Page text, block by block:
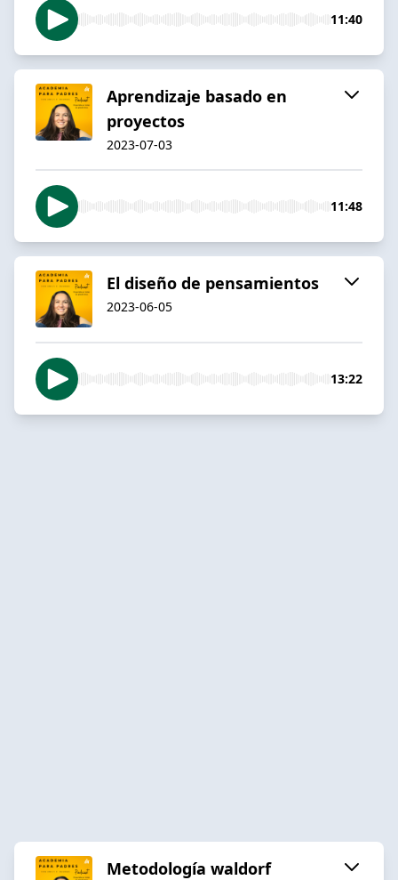
11:40
Aprendizaje basado en
proyectos
2023-07-03
11:48
El diseño de pensamientos
2023-06-05
13:22
Metodología waldorf